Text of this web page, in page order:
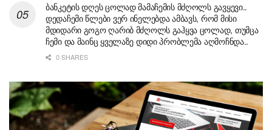
ბანკეტის დღეს ცოლად მამაჩემის მძღოლს გავყევი..
დედაჩემი წლები ვერ ინელებდა ამბავს, რომ მისი
მდიდარი გოგო ღარიბ მძღოლს გაჰყვა ცოლად, თუმცა
ჩემი და მაინც ყველაზე დიდი პრობლემა აღმოჩნდა..
0 SHARES